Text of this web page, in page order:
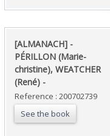
‎[ALMANACH] -
PÉRILLON (Marie-
christine), WEATCHER
(René) - ‎
Reference : 200702739
See the book